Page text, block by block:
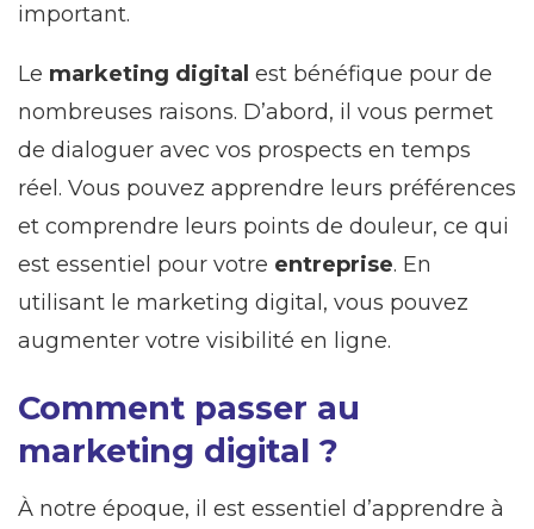
important.
Le marketing digital est bénéfique pour de
nombreuses raisons. D’abord, il vous permet
de dialoguer avec vos prospects en temps
réel. Vous pouvez apprendre leurs préférences
et comprendre leurs points de douleur, ce qui
est essentiel pour votre entreprise. En
utilisant le marketing digital, vous pouvez
augmenter votre visibilité en ligne.
Comment passer au
marketing digital ?
À notre époque, il est essentiel d’apprendre à